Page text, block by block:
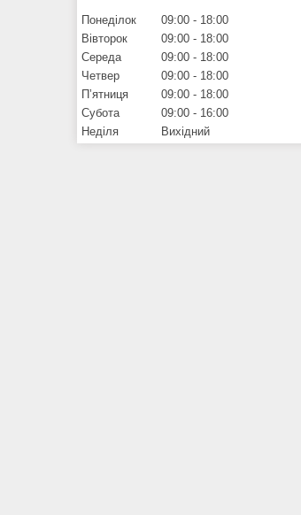
Понеділок 09:00
18:00
Вівторок
09:00
18:00
Середа
09:00
18:00
Четвер
09:00
18:00
Пʼятниця
09:00
18:00
Субота
09:00
16:00
Неділя
Вихідний